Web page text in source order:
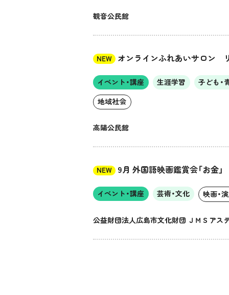
観音公民館
NEW オンラインふれあいサロン
イベント・講座 生涯学習 子ども・
地域社会
高陽公民館
NEW 9月 外国語映画鑑賞会「お金」
イベント・講座 芸術・文化 映画・
公益財団法人広島市文化財団 ＪＭＳアス